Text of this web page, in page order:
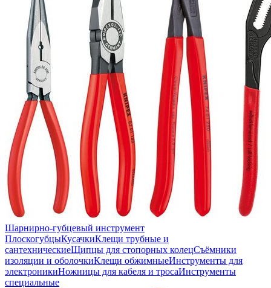
Шарнирно-губцевый инструмент
ПлоскогубцыКусачкиКлещи трубные и
сантехническиеЩипцы для стопорных колецСъёмники
изоляции и оболочкиКлещи обжимныеИнструменты для
электроникиНожницы для кабеля и тросаИнструменты
специальные